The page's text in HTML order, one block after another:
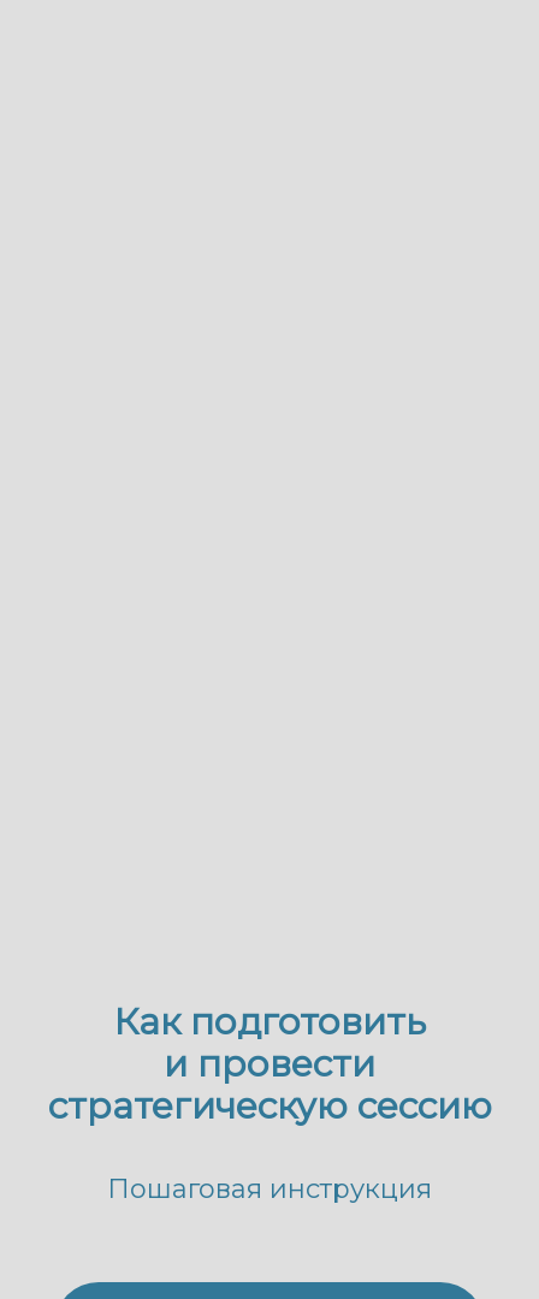
Как подготовить
и провести
стратегическую сессию
Пошаговая инструкция